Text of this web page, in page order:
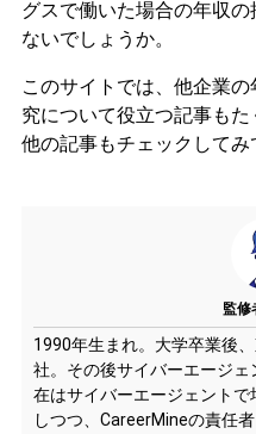
グスで働いた場合の年収
ないでしょうか。
このサイトでは、他企業
究について役立つ記事も
他の記事もチェックしてみ
監修
1990年生まれ。大学卒業後
社。その後サイバーエージ
在はサイバーエージェント
しつつ、CareerMineの責任